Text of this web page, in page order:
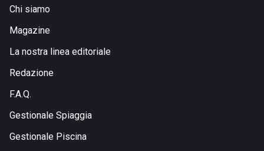
Chi siamo
Magazine
La nostra linea editoriale
Redazione
F.A.Q.
Gestionale Spiaggia
Gestionale Piscina